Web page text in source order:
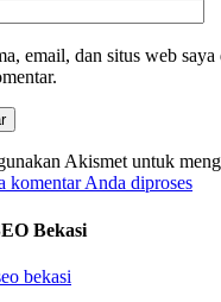
email, dan situs web
Akismet untuk
komentar Anda diproses
Bekasi